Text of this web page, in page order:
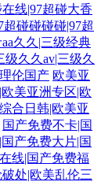
线|97超碰大香
碰碰碰碰|97超
久久|三级经典
久久av|三级久
伦国产 欧美亚
美亚洲专区|欧
合日韩|欧美亚
国产免费不卡|国
产免费大片|国
线|国产免费福
处|欧美乱伦三